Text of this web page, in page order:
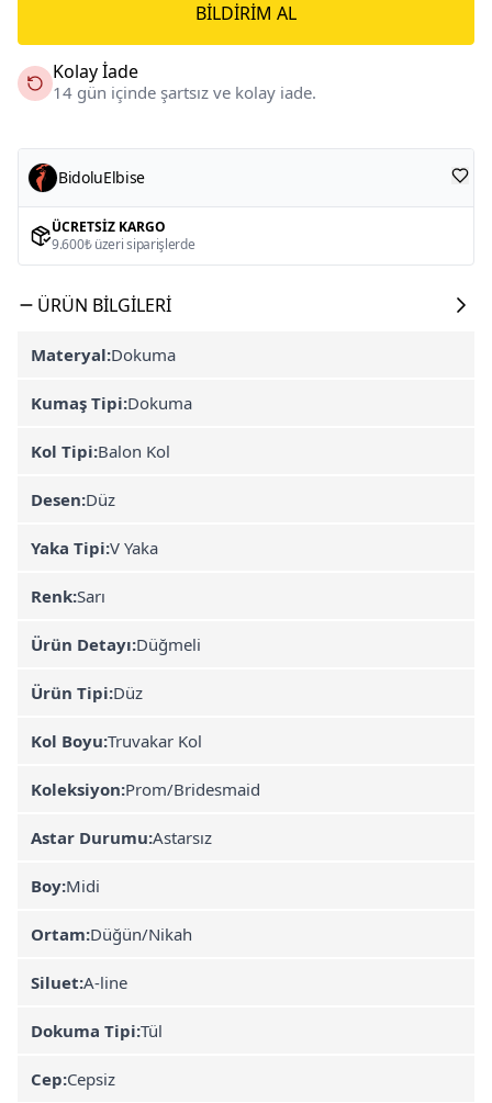
BILDIRIM AL
Kolay İade
14 gün içinde şartsız ve kolay iade.
BidoluElbise
ÜCRETSIZ KARGO
9.600₺ üzeri siparişlerde
ÜRÜN BILGILERI
Materyal:Dokuma
Kumaş Tipi:Dokuma
Kol Tipi:Balon Kol
Desen:Düz
Yaka Tipi:V Yaka
Renk:Sarı
Ürün Detayı:Düğmeli
Ürün Tipi:Düz
Kol Boyu:Truvakar Kol
Koleksiyon:Prom/Bridesmaid
Astar Durumu:Astarsız
Boy:Midi
Ortam:Düğün/Nikah
Siluet:A-line
Dokuma Tipi:Tül
Cep:Cepsiz